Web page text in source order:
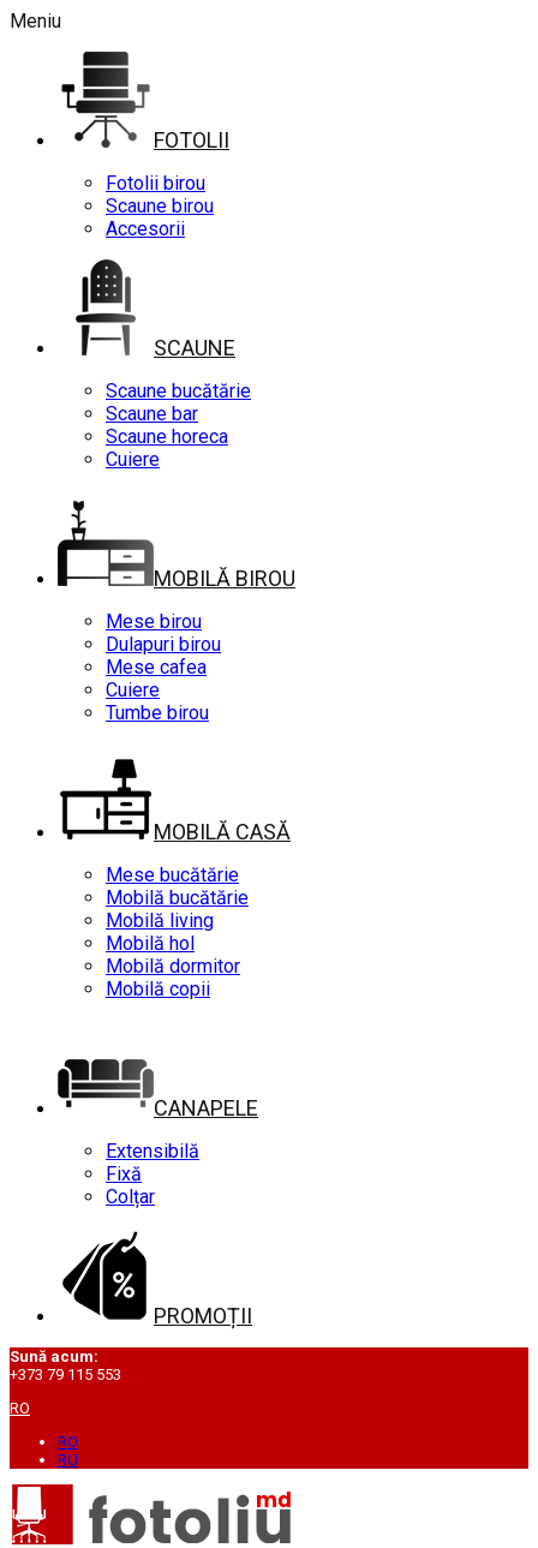
Meniu
FOTOLII
Fotolii birou
Scaune birou
Accesorii
SCAUNE
Scaune bucătărie
Scaune bar
Scaune horeca
Cuiere
MOBILĂ BIROU
Mese birou
Dulapuri birou
Mese cafea
Cuiere
Tumbe birou
MOBILĂ CASĂ
Mese bucătărie
Mobilă bucătărie
Mobilă living
Mobilă hol
Mobilă dormitor
Mobilă copii
CANAPELE
Extensibilă
Fixă
Colțar
PROMOȚII
Sună acum:
+373 79 115 553
RO
RO
RU